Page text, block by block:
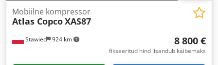
Stawiec 924 km
Mobiilne kompressor
Atlas CopcoXAS87
8 800 €
fikseeritud hind lisandub käibemaks